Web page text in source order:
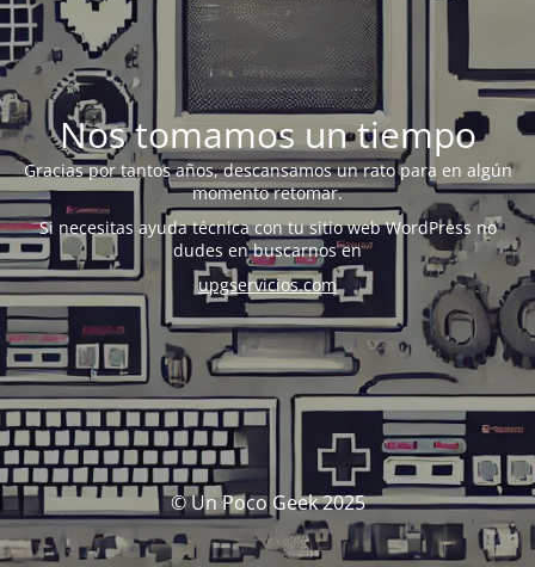
Nos tomamos un tiempo
Gracias por tantos años, descansamos un rato para en algún
momento retomar.
Si necesitas ayuda técnica con tu sitio web WordPress no
dudes en buscarnos en
upgservicios.com
© Un Poco Geek 2025